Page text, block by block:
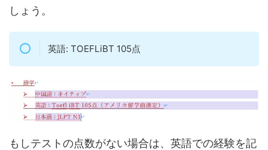
しょう。
英語: TOEFLiBT 105点
もしテストの点数がない場合は、英語での経験を記